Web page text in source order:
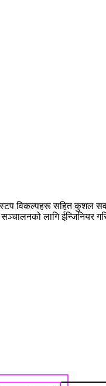
विकल्पहरू सहित कुशल
लागि ईन्जिनियर